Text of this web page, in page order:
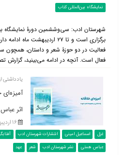
نمایشگاه بین‌المللی کتاب
شهرستان ادب: سی‌وششمین دورۀ نمایشگاه
برگزاری است و تا ۲۷ اردیبهشت
فعالیت در دو حوزۀ شعر و داستان، همچون
فعال است. آنچه در ادامه می‌بینید، گزارش
یادداشتی
اثر
۱۶ اردیبهشت ۱۴۰۴ |
غزل اسماعیل امینی انتشارات شهرستان ادب
عباس همتی
نشر شهرستان ادب شعر عهد